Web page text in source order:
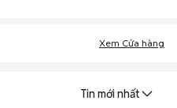
Xem Cửa hàng
Tin mới nhất